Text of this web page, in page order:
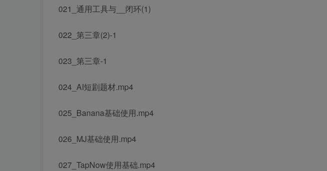
021_通用工具与__闭环(1)
022_第三章(2)-1
023_第三章-1
024_AI短剧题材.mp4
025_Banana基础使用.mp4
026_MJ基础使用.mp4
027_TapNow使用基础.mp4